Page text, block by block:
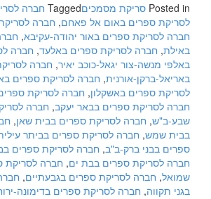
סריקת
וניהול
מסמכים
Posted in סריקת מסמכיםTagged חברה
לסריקת ספרים באום אל פאחם, חברה
חברה לסריקת ספרים באור יהודה-עקיבא,
באילת, חברה לסריקת ספרים באלעד, חברה
באלפי מנשה-צור יגאל-כוכב יאיר, חברה
באריאל-ברקן-אורנית, חברה לסריקת ספרים
לסריקת ספרים באשקלון, חברה לסריקת
חברה לסריקת ספרים בבאר יעקב, חברה
שבע-ב"ש, חברה לסריקת ספרים בבית שאן,
בבית שמש, חברה לסריקת ספרים בביתר
ספרים בבני ברק-ב"ב, חברה לסריקת ספרים
חברה לסריקת ספרים בבת ים, חברה לסריקת
שמואל, חברה לסריקת ספרים בגבעתיים,
בגני תקווה, חברה לסריקת ספרים בדימונה-